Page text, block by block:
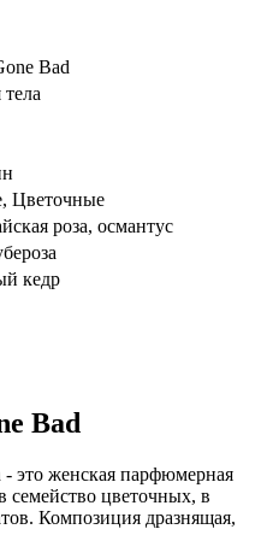
Bad
Цветочные
роза, османтус
кедр
Bad
это женская парфюмерная
семейство цветочных, в
Композиция дразнящая,